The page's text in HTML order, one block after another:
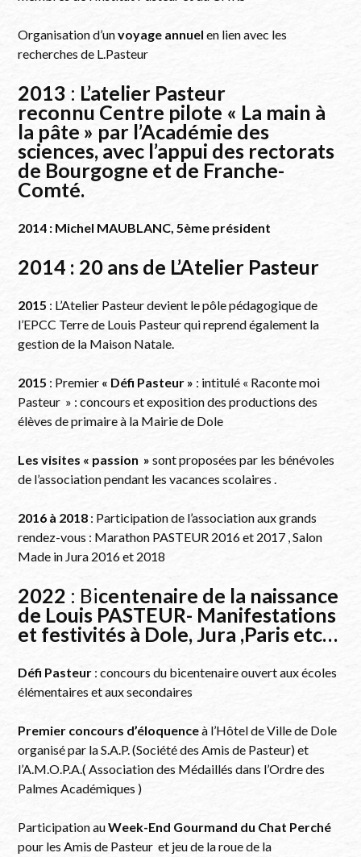
Organisation d’unvoyage annuelen lien avec les
recherches de L.Pasteur
2013 : L’atelier Pasteur
reconnu Centre pilote « La main à
la pâte » par l’Académie des
sciences, avec l’appui des rectorats
de Bourgogne et de Franche-
Comté.
2014 : Michel MAUBLANC, 5ème président
2014 : 20 ans de L’Atelier Pasteur
2015 : L’Atelier Pasteur devient le pôle pédagogique de
l’EPCC Terre de Louis Pasteur qui reprend également la
gestion de la Maison Natale.
2015 : Premier « Défi Pasteur » : intitulé « Raconte moi
Pasteur » : concours et exposition des productions des
élèves de primaire à la Mairie de Dole
Les visites « passion »sont proposées par les bénévoles
de l’association pendant les vacances scolaires .
2016 à 2018 : Participation de l’association aux grands
rendez-vous : Marathon PASTEUR 2016 et 2017 , Salon
Made in Jura 2016 et 2018
2022 : Bicentenaire de la naissance
de Louis PASTEUR- Manifestations
et festivités à Dole, Jura ,Paris etc…
Défi Pasteur : concours du bicentenaire ouvert aux écoles
élémentaires et aux secondaires
Premier concours d’éloquenceà l’Hôtel de Ville de Dole
organisé par la S.A.P. (Société des Amis de Pasteur) et
l’A.M.O.P.A.( Association des Médaillés dans l’Ordre des
Palmes Académiques )
Participation auWeek-End Gourmand du Chat Perché
pour les Amis de Pasteur et jeu de la roue de la